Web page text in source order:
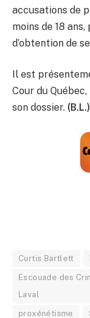
accusations de
moins de 18
d’obtention de
Il est
Cour du
son dossier. (B.L.)
Curtis Bartlett
Escouade des
Laval
proxénétisme